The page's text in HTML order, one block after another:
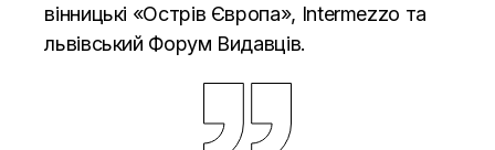
вінницькі «Острів Європа», Intermezzo та
львівський Форум Видавців.